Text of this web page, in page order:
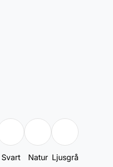
Svart Natur Ljusgrå